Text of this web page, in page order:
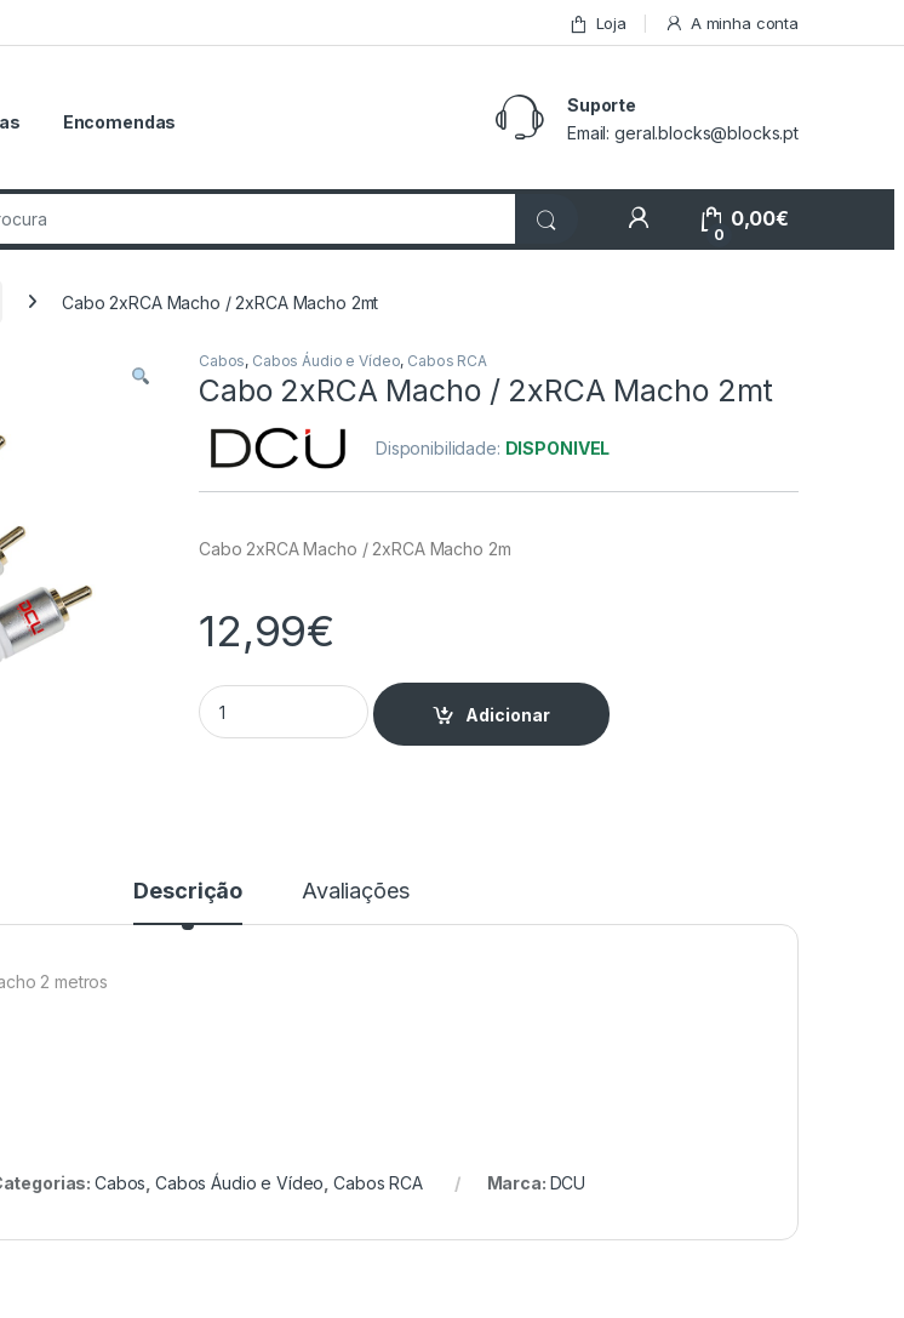
Loja A minha conta
Encomendas
Suporte
Email: geral.blocks@blocks.pt
My Account
0
0,00€
Cabo 2xRCA Macho / 2xRCA Macho 2mt
Cabos, Cabos Áudio e Vídeo, Cabos RCA
Cabo 2xRCA Macho / 2xRCA Macho 2mt
Disponibilidade: DISPONIVEL
Cabo 2xRCA Macho / 2xRCA Macho 2m
12,99€
Cabo 2xRCA Macho / 2xRCA Macho 2mt quantity
Adicionar
Descrição Avaliações
2 metros
Cabos ,Cabos Áudio e Vídeo ,Cabos RCA Marca: DCU